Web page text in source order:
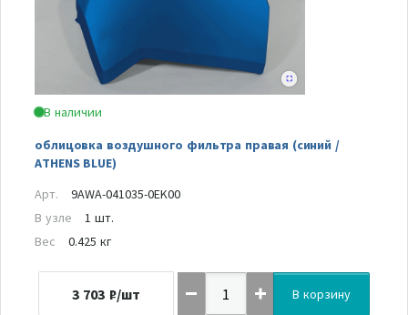
В наличии
облицовка воздушного фильтра правая (синий /
ATHENS BLUE)
Арт.
9AWA-041035-0EK00
В узле
1 шт.
Вес
0.425 кг
3 703 ₽/шт В корзину